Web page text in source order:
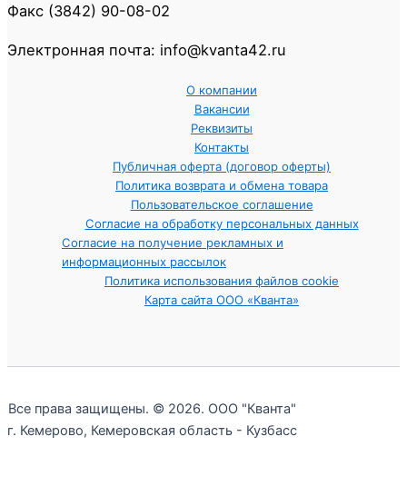
Факс (3842) 90-08-02
Электронная почта: info@kvanta42.ru
О компании
Вакансии
Реквизиты
Контакты
Публичная оферта (договор оферты)
Политика возврата и обмена товара
Пользовательское соглашение
Согласие на обработку персональных данных
Согласие на получение рекламных и
информационных рассылок
Политика использования файлов cookie
Карта сайта ООО «Кванта»
Все права защищены. © 2026. ООО "Кванта"
г. Кемерово, Кемеровская область - Кузбасс